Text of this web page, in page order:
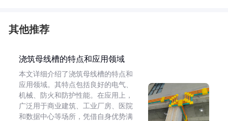
其他推荐
浇筑母线槽的特点和应用领域
本文详细介绍了浇筑母线槽的特点和
应用领域。其特点包括良好的电气、
机械、防火和防护性能。在应用上，
广泛用于商业建筑、工业厂房、医院
和数据中心等场所，凭借自身优势满